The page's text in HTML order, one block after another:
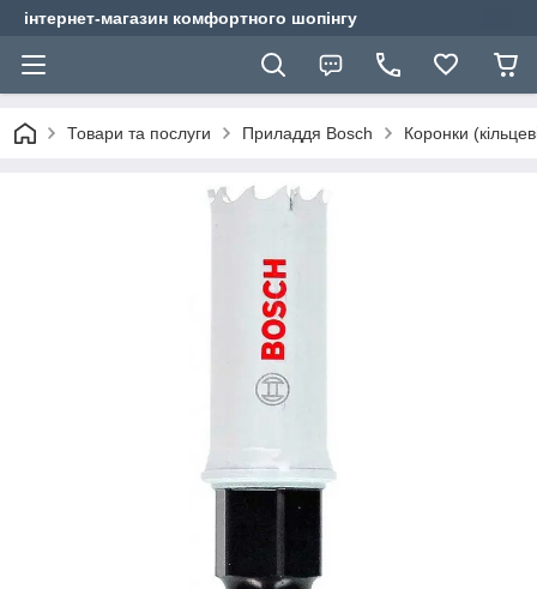
інтернет-магазин комфортного шопінгу
Товари та послуги Приладдя Bosch Коронки